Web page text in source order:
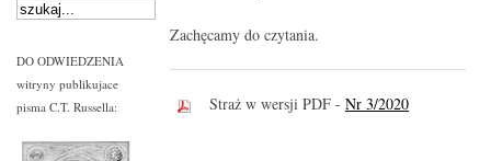
DO ODWIEDZENIA
witryny publikujace
pisma C.T. Russella:
Zachęcamy do czytania.
Straż w wersji PDF - Nr 3/2020